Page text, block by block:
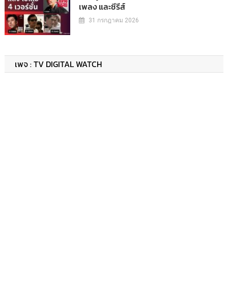
เพลง และซีรีส์
31 กรกฎาคม 2026
เพจ : TV DIGITAL WATCH